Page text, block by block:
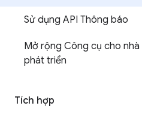
Sử dụng API Thông báo
Mở rộng Công cụ cho nhà
phát triển
Tích hợp